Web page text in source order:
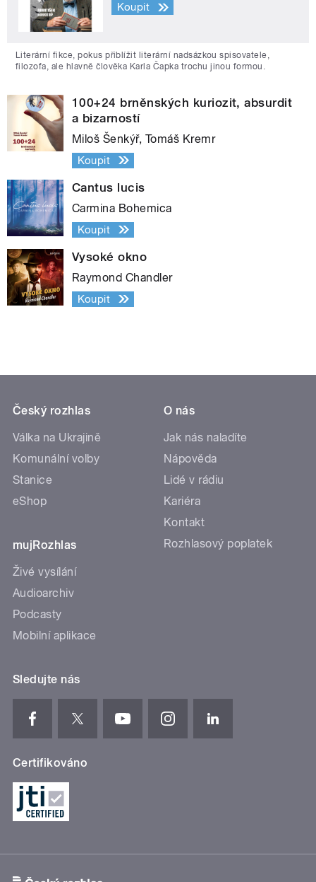
Koupit
Literární fikce, pokus přiblížit literární nadsázkou spisovatele,
filozofa, ale hlavně člověka Karla Čapka trochu jinou formou.
100+24 brněnských kuriozit, absurdit
a bizarností
Miloš Šenkýř, Tomáš Kremr
Koupit
Cantus lucis
Carmina Bohemica
Koupit
Vysoké okno
Raymond Chandler
Koupit
Český rozhlas
Válka na Ukrajině
Komunální volby
Stanice
eShop
mujRozhlas
Živé vysílání
Audioarchiv
Podcasty
Mobilní aplikace
O nás
Jak nás naladíte
Nápověda
Lidé v rádiu
Kariéra
Kontakt
Rozhlasový poplatek
Sledujte nás
Certifikováno